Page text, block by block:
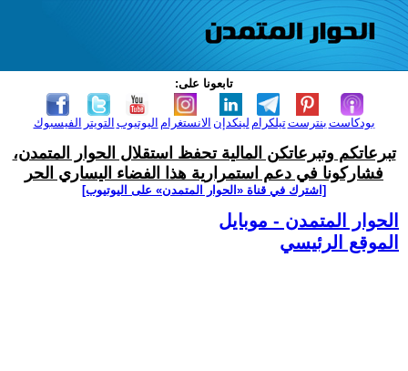
تابعونا على:
الفيسبوك التويتر اليوتيوب الانستغرام لينكدإن تيلكرامبنترست بودكاست
تبرعاتكم وتبرعاتكن المالية تحفظ استقلال الحوار المتمدن،
فشاركونا في دعم استمرارية هذا الفضاء اليساري الحر
[اشترك في قناة ‫«الحوار المتمدن» على اليوتيوب]
الحوار المتمدن - موبايل
الموقع الرئيسي